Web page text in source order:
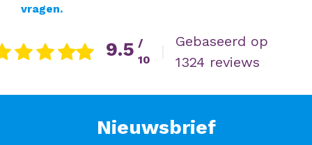
vragen.
9.5 /
10
Gebaseerd op
1324 reviews
Nieuwsbrief